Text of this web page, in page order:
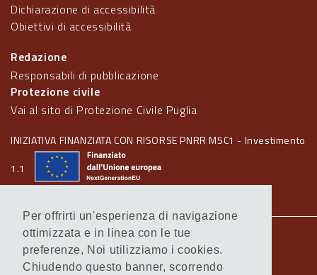
Per offrirti un'esperienza di navigazione
ottimizzata e in linea con le tue
preferenze, Noi utilizziamo i cookies.
Chiudendo questo banner, scorrendo
Dichiarazione di accessibilità
Obiettivi di accessibilità
Redazione
Responsabili di pubblicazione
Protezione civile
Vai al sito di Protezione Civile Puglia
INIZIATIVA FINANZIATA CON RISORSE PNRR M5C1 - Investimento
1.1
Note legali
Informativa Cookie